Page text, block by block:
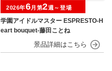
学園アイドルマスター ESPRESTO-H
eart bouquet-藤田ことね
2026年6月第2週～登場